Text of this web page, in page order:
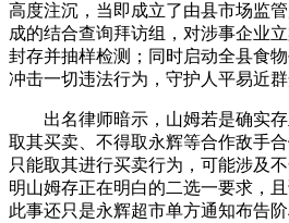
高度注沉，当即成立了由县市场监
成的结合查询拜访组，对涉事企业
封存并抽样检测；同时启动全县食
冲击一切违法行为，守护人平易近群
出名律师暗示，山姆若是确实存
取其买卖、不得取永辉等合作敌手
只能取其进行买卖行为，可能涉及
明山姆存正在明白的二选一要求，
此事还只是永辉超市单方通知布告